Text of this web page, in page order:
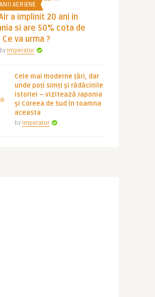
AERIENE
a implinit 20 ani in
si are 50% cota de
va urma ?
Imperator
Cele mai moderne țări, dar
unde poți simți și rădăcinile
istoriei – vizitează Japonia
și Coreea de Sud în toamna
aceasta
by Imperator